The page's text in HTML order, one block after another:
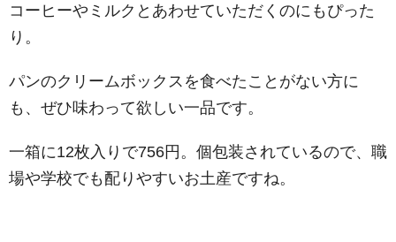
コーヒーやミルクとあわせていただくのにもぴった
り。
パンのクリームボックスを食べたことがない方に
も、ぜひ味わって欲しい一品です。
一箱に12枚入りで756円。個包装されているので、職
場や学校でも配りやすいお土産ですね。